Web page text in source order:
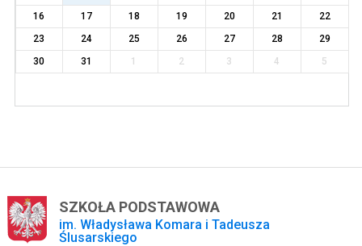
16
17 18 19 20 21
22
23
24 25 26 27 28
29
30
31 1 2 3 4 5
SZKOŁA PODSTAWOWA
im. Władysława Komara i Tadeusza
Ślusarskiego